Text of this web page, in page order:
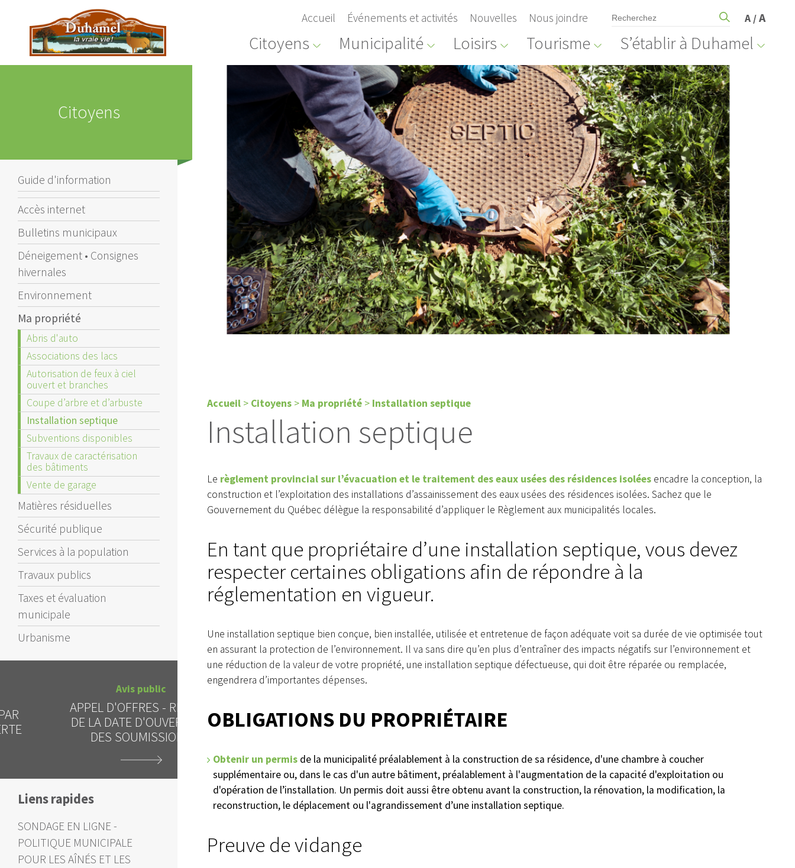
Accueil Événements et activités Nouvelles Nous joindre A /A
Citoyens Municipalité Loisirs Tourisme S’établir à Duhamel
Citoyens
Guide d'information
Accès internet
Bulletins municipaux
Déneigement • Consignes
hivernales
Environnement
Ma propriété
Abris d'auto
Associations des lacs
Autorisation de feux à ciel
ouvert et branches
Coupe d’arbre et d’arbuste
Installation septique
Subventions disponibles
Travaux de caractérisation
des bâtiments
Vente de garage
Matières résiduelles
Sécurité publique
Services à la population
Travaux publics
Taxes et évaluation
municipale
Urbanisme
APPEL D'OFFRES - REPORT
DE LA DATE D'OUVERTURE
DES SOUMISSIONS
INTERDICTION DE FEUX À
CIEL OUVERT
DÉROGATION MINEURE,
ZONE 107-M
Liens rapides
SONDAGE EN LIGNE -
POLITIQUE MUNICIPALE
POUR LES AÎNÉS ET LES
Accueil > Citoyens > Ma propriété > Installation septique
Installation septique
Le règlement provincial sur l’évacuation et le traitement des eaux usées des résidences isolées encadre la conception, la
construction et l’exploitation des installations d’assainissement des eaux usées des résidences isolées. Sachez que le
Gouvernement du Québec délègue la responsabilité d’appliquer le Règlement aux municipalités locales.
En tant que propriétaire d’une installation septique, vous devez
respecter certaines obligations afin de répondre à la
réglementation en vigueur.
Une installation septique bien conçue, bien installée, utilisée et entretenue de façon adéquate voit sa durée de vie optimisée tout
en assurant la protection de l’environnement. Il va sans dire qu’en plus d’entraîner des impacts négatifs sur l’environnement et
une réduction de la valeur de votre propriété, une installation septique défectueuse, qui doit être réparée ou remplacée,
engendrera d’importantes dépenses.
OBLIGATIONS DU PROPRIÉTAIRE
Obtenir un permis de la municipalité préalablement à la construction de sa résidence, d'une chambre à coucher
supplémentaire ou, dans le cas d'un autre bâtiment, préalablement à l'augmentation de la capacité d'exploitation ou
d'opération de l’installation. Un permis doit aussi être obtenu avant la construction, la rénovation, la modification, la
reconstruction, le déplacement ou l'agrandissement d’une installation septique.
Preuve de vidange